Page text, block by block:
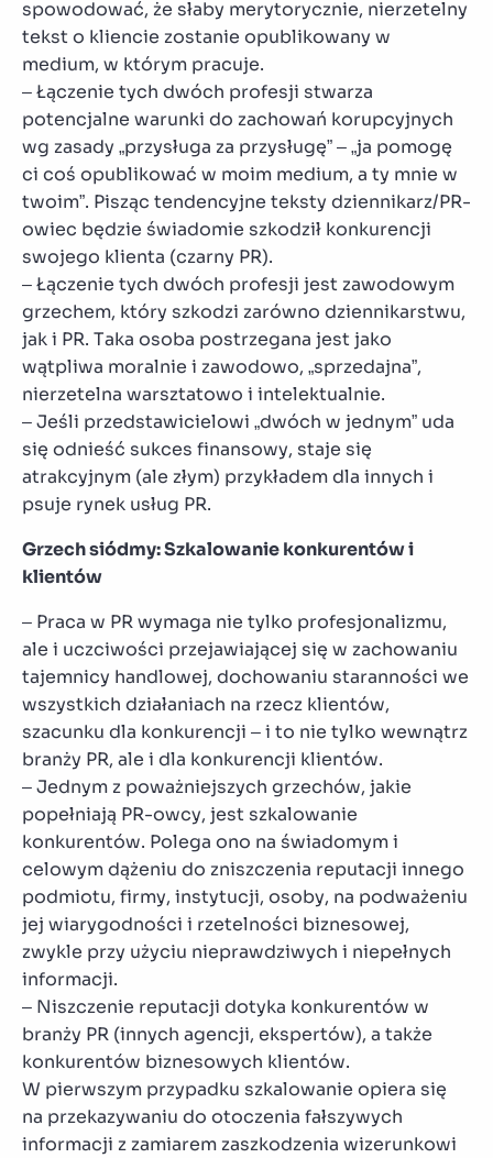
spowodować, że słaby merytorycznie, nierzetelny
tekst o kliencie zostanie opublikowany w
medium, w którym pracuje.
– Łączenie tych dwóch profesji stwarza
potencjalne warunki do zachowań korupcyjnych
wg zasady „przysługa za przysługę” – „ja pomogę
ci coś opublikować w moim medium, a ty mnie w
twoim”. Pisząc tendencyjne teksty dziennikarz/PR-
owiec będzie świadomie szkodził konkurencji
swojego klienta (czarny PR).
– Łączenie tych dwóch profesji jest zawodowym
grzechem, który szkodzi zarówno dziennikarstwu,
jak i PR. Taka osoba postrzegana jest jako
wątpliwa moralnie i zawodowo, „sprzedajna”,
nierzetelna warsztatowo i intelektualnie.
– Jeśli przedstawicielowi „dwóch w jednym” uda
się odnieść sukces finansowy, staje się
atrakcyjnym (ale złym) przykładem dla innych i
psuje rynek usług PR.
Grzech siódmy: Szkalowanie konkurentów i
klientów
– Praca w PR wymaga nie tylko profesjonalizmu,
ale i uczciwości przejawiającej się w zachowaniu
tajemnicy handlowej, dochowaniu staranności we
wszystkich działaniach na rzecz klientów,
szacunku dla konkurencji – i to nie tylko wewnątrz
branży PR, ale i dla konkurencji klientów.
– Jednym z poważniejszych grzechów, jakie
popełniają PR-owcy, jest szkalowanie
konkurentów. Polega ono na świadomym i
celowym dążeniu do zniszczenia reputacji innego
podmiotu, firmy, instytucji, osoby, na podważeniu
jej wiarygodności i rzetelności biznesowej,
zwykle przy użyciu nieprawdziwych i niepełnych
informacji.
– Niszczenie reputacji dotyka konkurentów w
branży PR (innych agencji, ekspertów), a także
konkurentów biznesowych klientów.
W pierwszym przypadku szkalowanie opiera się
na przekazywaniu do otoczenia fałszywych
informacji z zamiarem zaszkodzenia wizerunkowi